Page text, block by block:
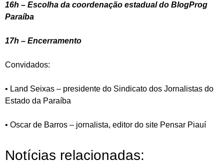
16h – Escolha da coordenação estadual do BlogProg
Paraíba
17h – Encerramento
Convidados:
• Land Seixas – presidente do Sindicato dos Jornalistas do
Estado da Paraíba
• Oscar de Barros – jornalista, editor do site Pensar Piauí
Notícias relacionadas: